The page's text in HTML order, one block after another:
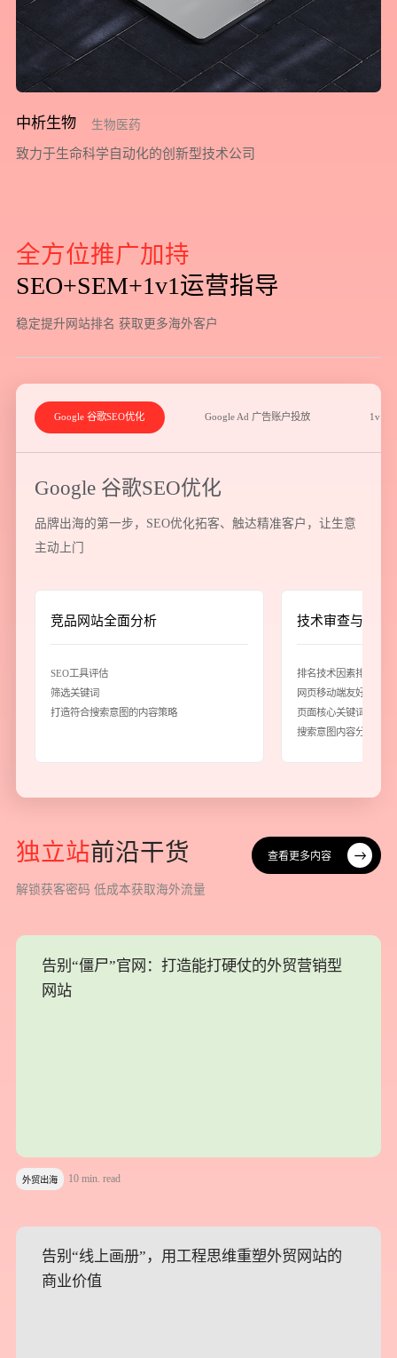
中析生物 生物医药
致力于生命科学自动化的创新型技术公司
全方位推广加持
SEO+SEM+1v1运营指导
稳定提升 网 站排名 获取 更 多海外客户
Google 谷歌SEO优化 Google Ad 广告账户投放 1v1
Google 谷歌SEO优化
品牌出海的第一步，SEO优化拓客、触达精准客户，让生意
主动上门
竞品网站全面分析
SEO工具评估
筛选关键词
打造符合搜索意图的内容策略
技术审查与内容
排名技术因素排查
网页移动端友好检测
页面核心关键词布局
搜索意图内容分析优化
独立站前沿干货
查看更多内容 查看更多内容
解锁获客密码 低成本获取海外流量
告别“僵尸”官网：打造能打硬仗的外贸营销型
网站
告别“僵尸”官网：打造能打硬仗的外贸营销型
网站
外贸出海 10 min. read
告别“线上画册”，用工程思维重塑外贸网站的
商业价值
告别“线上画册”，用工程思维重塑外贸网站的
商业价值